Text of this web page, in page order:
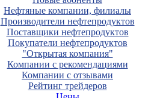
Нефтяные компании, филиалы
Производители нефтепродуктов
Поставщики нефтепродуктов
Покупатели нефтепродуктов
"Открытая компания"
Компании с рекомендациями
Компании с отзывами
Рейтинг трейдеров